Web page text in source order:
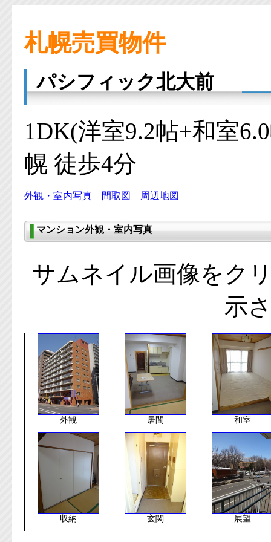
札幌売買物件
パシフィック北大前
1DK(洋室9.2帖+和室
幌 徒歩4分
外観・室内写真 間取図 周辺地図
マンション外観・室内写真
サムネイル画像をク
示
外観 居間 和室
収納 玄関 展望